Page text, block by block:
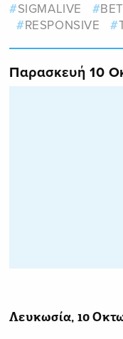
SIGMALIVE
RESPONSIVE
Παρασκευή 10
Λευκωσία, 10